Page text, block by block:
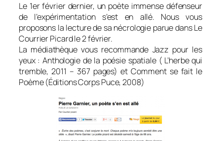
Le 1er février dernier, un poète immense défenseur
de l’expérimentation s’est en allé. Nous vous
proposons la lecture de sa nécrologie parue dans Le
Courrier Picard le 2 février.
La médiathèque vous recommande Jazz pour les
yeux : Anthologie de la poésie spatiale( L’herbe qui
tremble, 2011 – 367 pages) etComment se fait le
Poème(Éditions Corps Puce, 2008)